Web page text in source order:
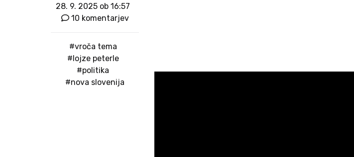
28. 9. 2025 ob 16:57
10 komentarjev
#vroča tema
#lojze peterle
#politika
#nova slovenija